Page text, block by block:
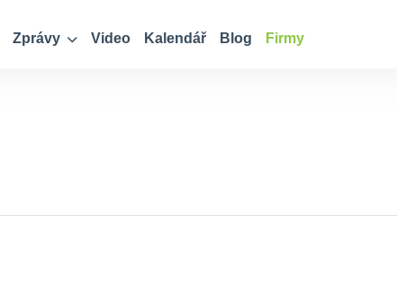
Zprávy Video Kalendář Blog Firmy